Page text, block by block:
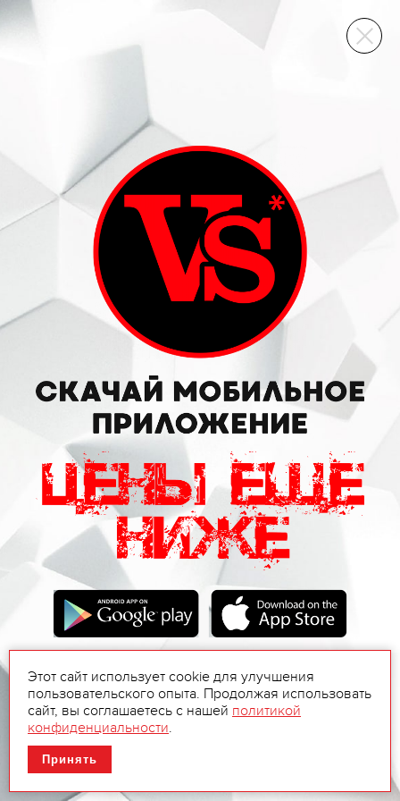
ВИННЫЙ СКЛАД
Этот сайт использует cookie для улучшения
пользовательского опыта. Продолжая использовать
сайт, вы соглашаетесь с нашей политикой
конфиденциальности.
Принять